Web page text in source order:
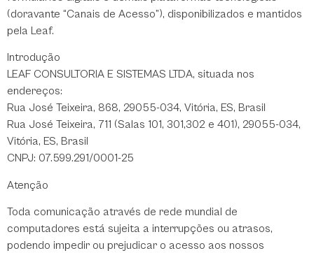
(doravante “Canais de Acesso”), disponibilizados e mantidos
pela Leaf.
Introdução
LEAF CONSULTORIA E SISTEMAS LTDA, situada nos
endereços:
Rua José Teixeira, 868, 29055-034, Vitória, ES, Brasil
Rua José Teixeira, 711 (Salas 101, 301,302 e 401), 29055-034,
Vitória, ES, Brasil
CNPJ: 07.599.291/0001-25
Atenção
Toda comunicação através de rede mundial de
computadores está sujeita a interrupções ou atrasos,
podendo impedir ou prejudicar o acesso aos nossos